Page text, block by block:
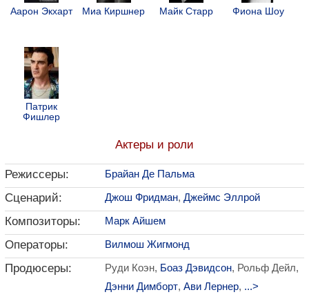
Аарон Экхарт Миа Киршнер Майк Старр Фиона Шоу
Патрик
Фишлер
Актеры и роли
Режиссеры: Брайан Де Пальма
Сценарий: Джош Фридман, Джеймс Эллрой
Композиторы: Марк Айшем
Операторы: Вилмош Жигмонд
Продюсеры: Руди Коэн, Боаз Дэвидсон, Рольф Дейл,
Дэнни Димборт, Ави Лернер, ...>